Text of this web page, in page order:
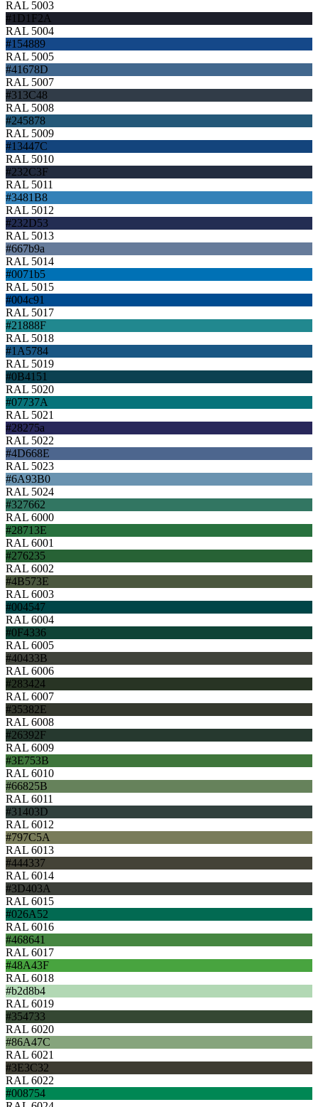
RAL 5003
#1D1F2A
RAL 5004
#154889
RAL 5005
#41678D
RAL 5007
#313C48
RAL 5008
#245878
RAL 5009
#13447C
RAL 5010
#232C3F
RAL 5011
#3481B8
RAL 5012
#232D53
RAL 5013
#667b9a
RAL 5014
#0071b5
RAL 5015
#004c91
RAL 5017
#21888F
RAL 5018
#1A5784
RAL 5019
#0B4151
RAL 5020
#07737A
RAL 5021
#28275a
RAL 5022
#4D668E
RAL 5023
#6A93B0
RAL 5024
#327662
RAL 6000
#28713E
RAL 6001
#276235
RAL 6002
#4B573E
RAL 6003
#004547
RAL 6004
#0F4336
RAL 6005
#40433B
RAL 6006
#283424
RAL 6007
#35382E
RAL 6008
#26392F
RAL 6009
#3E753B
RAL 6010
#66825B
RAL 6011
#31403D
RAL 6012
#797C5A
RAL 6013
#444337
RAL 6014
#3D403A
RAL 6015
#026A52
RAL 6016
#468641
RAL 6017
#48A43F
RAL 6018
#b2d8b4
RAL 6019
#354733
RAL 6020
#86A47C
RAL 6021
#3E3C32
RAL 6022
#008754